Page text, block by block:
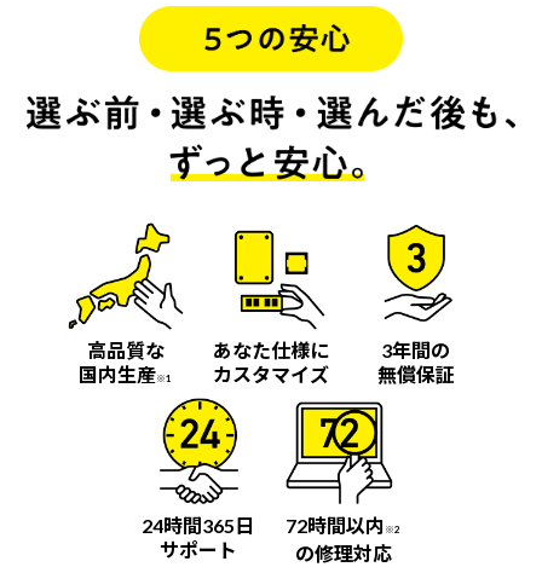
高品質な
国内生産※1
あなた仕様に
カスタマイズ
3年間の
無償保証
24時間365日
サポート
72時間以内 ※2
の修理対応